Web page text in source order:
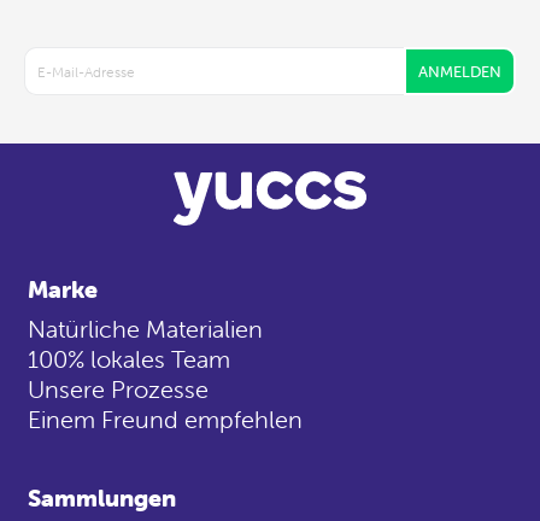
ANMELDEN
Marke
Natürliche Materialien
100% lokales Team
Unsere Prozesse
Einem Freund empfehlen
Sammlungen